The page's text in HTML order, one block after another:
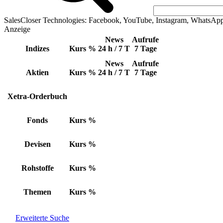
SalesCloser Technologies: Facebook, YouTube, Instagram,
Anzeige
Indizes Kurs %
News
24 h / 7 T
Aufrufe
7 Tage
Aktien Kurs %
News
24 h / 7 T
Aufrufe
7 Tage
Xetra-Orderbuch
Fonds Kurs %
Devisen Kurs %
Rohstoffe Kurs %
Themen Kurs %
Erweiterte Suche